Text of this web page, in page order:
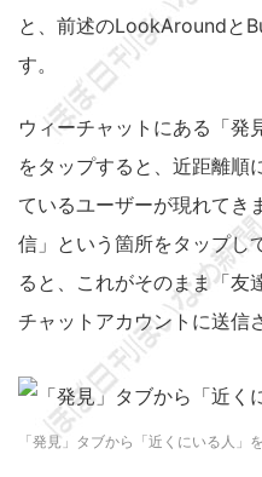
と、前述のLookAroundと
す。
ウィーチャットにある「発
をタップすると、近距離順
ているユーザーが現れてき
信」という箇所をタップし
ると、これがそのまま「友
チャットアカウントに送信
「発見」タブから「近くにいる人」